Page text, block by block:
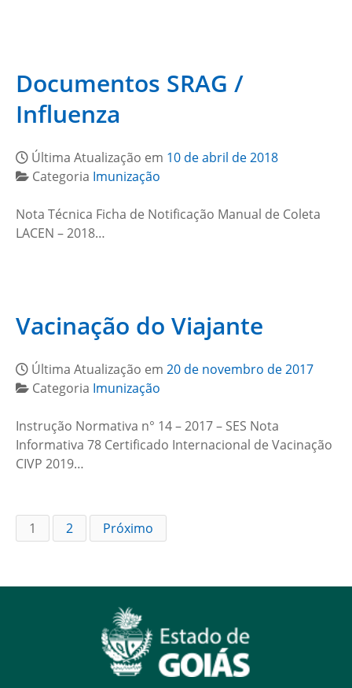
Documentos SRAG /
Influenza
Última Atualização em 10 de abril de 2018
Categoria Imunização
Nota Técnica Ficha de Notificação Manual de Coleta
LACEN – 2018…
Vacinação do Viajante
Última Atualização em 20 de novembro de 2017
Categoria Imunização
Instrução Normativa n° 14 – 2017 – SES Nota
Informativa 78 Certificado Internacional de Vacinação
CIVP 2019…
1 2 Próximo